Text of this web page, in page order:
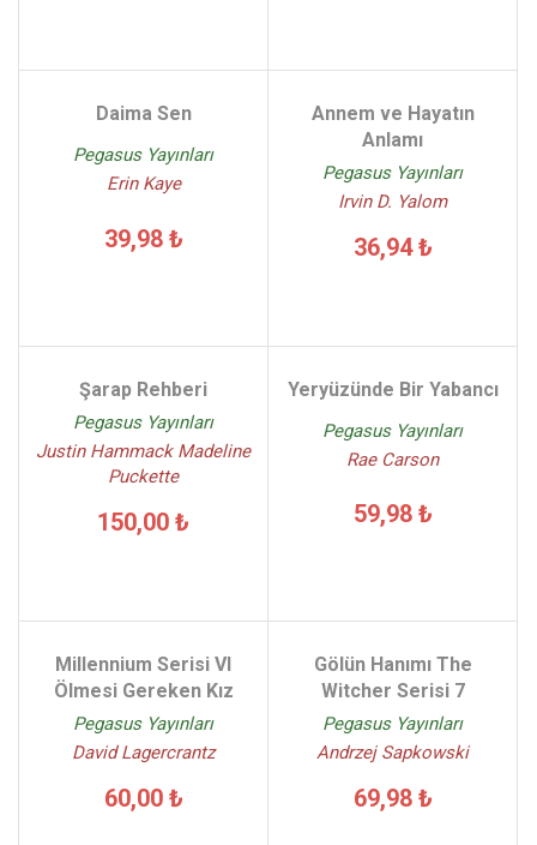
Daima Sen
Pegasus Yayınları
Erin Kaye
39,98 ₺
Annem ve Hayatın
Anlamı
Pegasus Yayınları
Irvin D. Yalom
36,94 ₺
Şarap Rehberi
Pegasus Yayınları
Justin Hammack Madeline
Puckette
150,00 ₺
Yeryüzünde Bir Yabancı
Pegasus Yayınları
Rae Carson
59,98 ₺
Millennium Serisi VI
Ölmesi Gereken Kız
Pegasus Yayınları
David Lagercrantz
60,00 ₺
Gölün Hanımı The
Witcher Serisi 7
Pegasus Yayınları
Andrzej Sapkowski
69,98 ₺